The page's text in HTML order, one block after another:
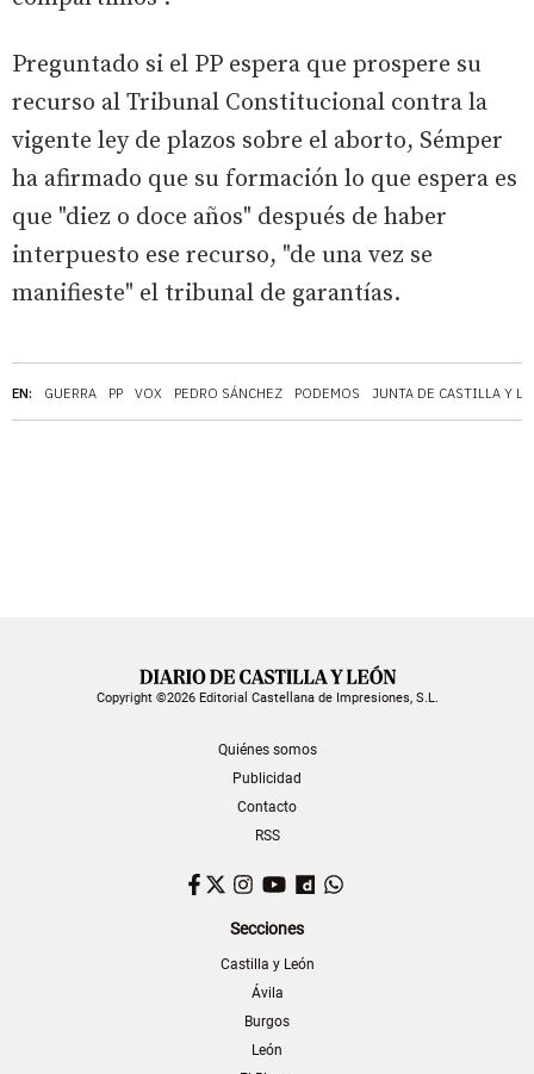
EN: GUERRA PP VOX PEDRO SÁNCHEZ PODEMOS JUNTA DE CASTILLA Y
Preguntado si el PP espera que prospere su
recurso al Tribunal Constitucional contra la
vigente ley de plazos sobre el aborto, Sémper
ha afirmado que su formación lo que espera es
que "diez o doce años" después de haber
interpuesto ese recurso, "de una vez se
manifieste" el tribunal de garantías.
Copyright ©2026 Editorial Castellana de Impresiones, S.L.
Quiénes somos
Publicidad
Contacto
RSS
Facebook
TwitterInstagram
YouTubeDailymotion
Secciones
Castilla y León
Ávila
Burgos
León